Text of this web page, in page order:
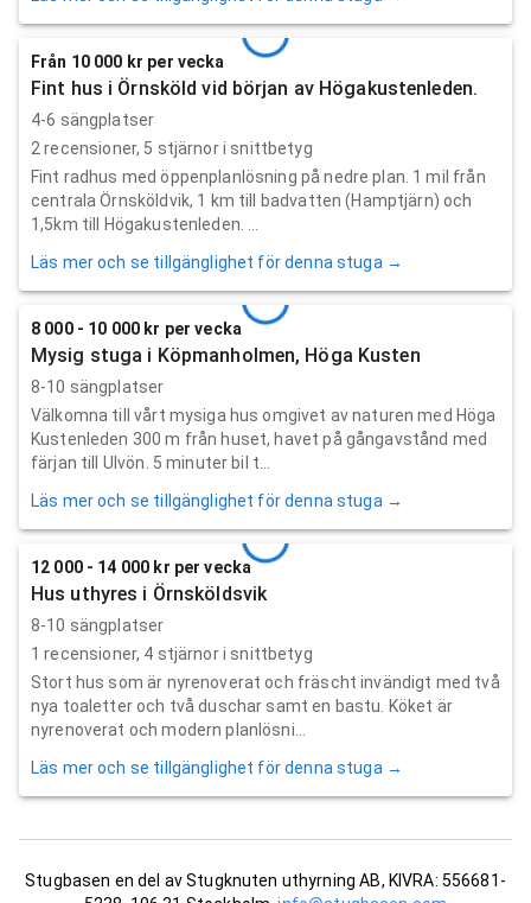
Från 10 000 kr per vecka
Fint hus i Örnsköld vid början av Högakustenleden.
4-6 sängplatser
2 recensioner, 5 stjärnor i snittbetyg
Fint radhus med öppenplanlösning på nedre plan. 1 mil från
centrala Örnsköldvik, 1 km till badvatten (Hamptjärn) och
1,5km till Högakustenleden. ...
Läs mer och se tillgänglighet för denna stuga →
8 000 - 10 000 kr per vecka
Mysig stuga i Köpmanholmen, Höga Kusten
8-10 sängplatser
Välkomna till vårt mysiga hus omgivet av naturen med Höga
Kustenleden 300 m från huset, havet på gångavstånd med
färjan till Ulvön. 5 minuter bil t...
Läs mer och se tillgänglighet för denna stuga →
12 000 - 14 000 kr per vecka
Hus uthyres i Örnsköldsvik
8-10 sängplatser
1 recensioner, 4 stjärnor i snittbetyg
Stort hus som är nyrenoverat och fräscht invändigt med två
nya toaletter och två duschar samt en bastu. Köket är
nyrenoverat och modern planlösni...
Läs mer och se tillgänglighet för denna stuga →
Stugbasen en del av Stugknuten uthyrning AB, KIVRA: 556681-